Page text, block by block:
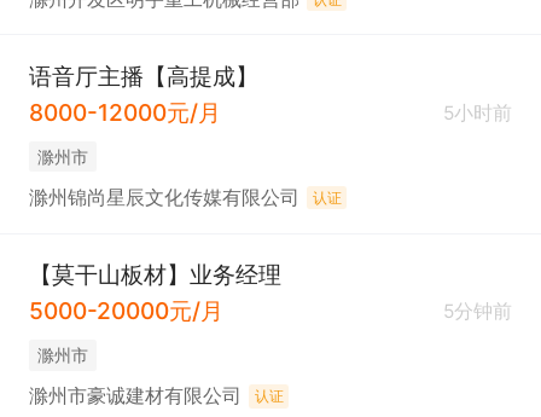
语音厅主播【高提成】
8000-12000元/月
5小时前
滁州市
滁州锦尚星辰文化传媒有限公司 认证
【莫干山板材】业务经理
5000-20000元/月
5分钟前
滁州市
滁州市豪诚建材有限公司 认证